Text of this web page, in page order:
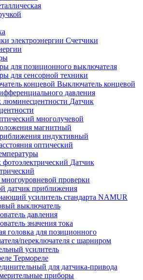
Счетчики
для позиционного выключателя
для сенсорной техники
Выключатель концевой
давления
Датчик
многолучевой
магнитный
индуктивный
оптический
Датчик
многоуровневой проверки
датчик приближения
усилитель стандарта NAMUR
выключатель
давления
значения тока
головка для позиционного
переключателя с шарниром
усилитель
Термореле
для датчика-привода
приборы